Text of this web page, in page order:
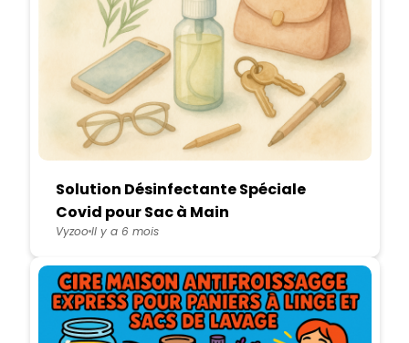
Solution Désinfectante Spéciale
Covid pour Sac à Main
VyzooIl y a 6 mois